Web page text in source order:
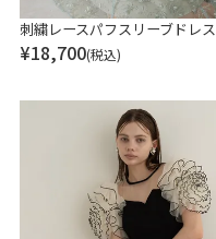
刺繍レースパフスリーブドレス
¥18,700(税込)